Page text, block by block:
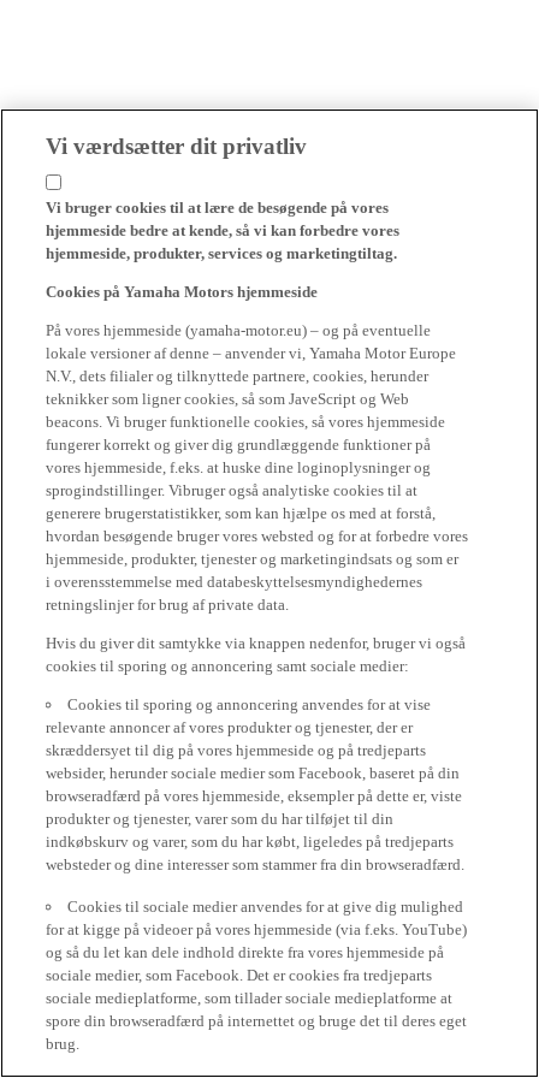
Vi værdsætter dit privatliv
Vi bruger cookies til at lære de besøgende på vores
hjemmeside bedre at kende, så vi kan forbedre vores
hjemmeside, produkter, services og marketingtiltag.
Cookies på Yamaha Motors hjemmeside
På vores hjemmeside (yamaha-motor.eu) – og på eventuelle
lokale versioner af denne – anvender vi, Yamaha Motor Europe
N.V., dets filialer og tilknyttede partnere, cookies, herunder
teknikker som ligner cookies, så som JaveScript og Web
beacons. Vi bruger funktionelle cookies, så vores hjemmeside
fungerer korrekt og giver dig grundlæggende funktioner på
vores hjemmeside, f.eks. at huske dine loginoplysninger og
sprogindstillinger. Vibruger også analytiske cookies til at
generere brugerstatistikker, som kan hjælpe os med at forstå,
hvordan besøgende bruger vores websted og for at forbedre vores
hjemmeside, produkter, tjenester og marketingindsats og som er
i overensstemmelse med databeskyttelsesmyndighedernes
retningslinjer for brug af private data.
Hvis du giver dit samtykke via knappen nedenfor, bruger vi også
cookies til sporing og annoncering samt sociale medier:
Cookies til sporing og annoncering anvendes for at vise
relevante annoncer af vores produkter og tjenester, der er
skræddersyet til dig på vores hjemmeside og på tredjeparts
websider, herunder sociale medier som Facebook, baseret på din
browseradfærd på vores hjemmeside, eksempler på dette er, viste
produkter og tjenester, varer som du har tilføjet til din
indkøbskurv og varer, som du har købt, ligeledes på tredjeparts
websteder og dine interesser som stammer fra din browseradfærd.
Cookies til sociale medier anvendes for at give dig mulighed
for at kigge på videoer på vores hjemmeside (via f.eks. YouTube)
og så du let kan dele indhold direkte fra vores hjemmeside på
sociale medier, som Facebook. Det er cookies fra tredjeparts
sociale medieplatforme, som tillader sociale medieplatforme at
spore din browseradfærd på internettet og bruge det til deres eget
brug.